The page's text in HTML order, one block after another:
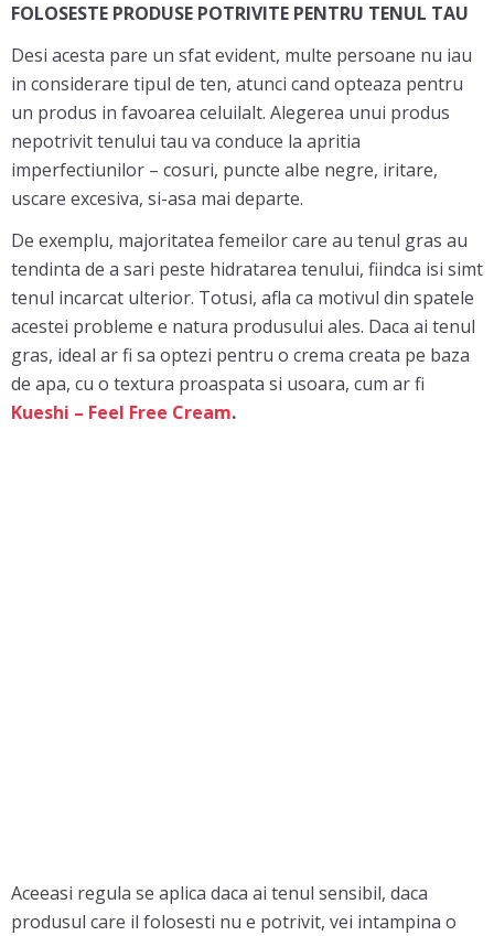
FOLOSESTE PRODUSE POTRIVITE PENTRU TENUL TAU
Desi acesta pare un sfat evident, multe persoane nu iau
in considerare tipul de ten, atunci cand opteaza pentru
un produs in favoarea celuilalt. Alegerea unui produs
nepotrivit tenului tau va conduce la apritia
imperfectiunilor – cosuri, puncte albe negre, iritare,
uscare excesiva, si-asa mai departe.
De exemplu, majoritatea femeilor care au tenul gras au
tendinta de a sari peste hidratarea tenului, fiindca isi simt
tenul incarcat ulterior. Totusi, afla ca motivul din spatele
acestei probleme e natura produsului ales. Daca ai tenul
gras, ideal ar fi sa optezi pentru o crema creata pe baza
de apa, cu o textura proaspata si usoara, cum ar fi
Kueshi – Feel Free Cream.
Aceeasi regula se aplica daca ai tenul sensibil, daca
produsul care il folosesti nu e potrivit, vei intampina o